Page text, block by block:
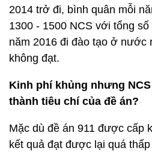
2014 trở đi, bình quân mỗi
1300 - 1500 NCS với tổng
năm 2016 đi đào tạo ở nước
không đạt.
Kinh phí khủng nhưng
thành tiêu chí của đề án?
Mặc dù đề án 911 được cấp
kết quả đạt được lại quá